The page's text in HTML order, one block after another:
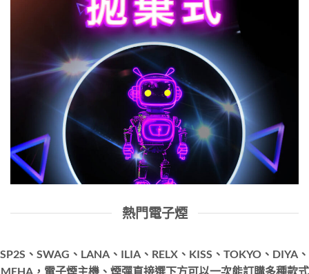
熱門電子煙
SP2S、SWAG、LANA、ILIA、RELX、KISS、TOKYO、DIYA、
MEHA，電子煙主機、煙彈直接選下方可以一次能訂購多種款式